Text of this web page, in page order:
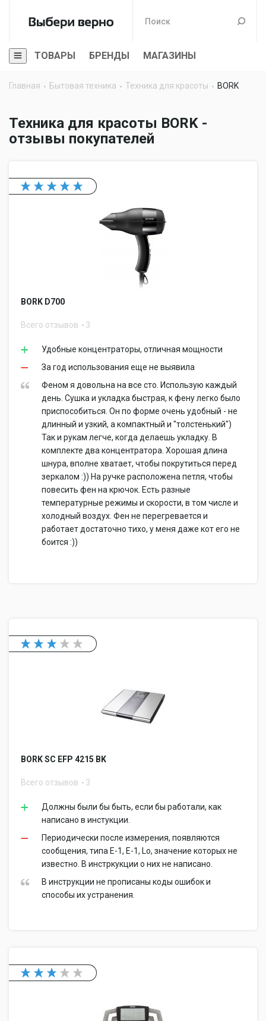
ТОВАРЫ БРЕНДЫ МАГАЗИНЫ
Главная Бытовая техника Техника для красоты BORK
Техника для красоты BORK -
отзывы покупателей
BORK D700
Всего отзывов 3
Удобные концентраторы, отличная мощности
За год использования еще не выявила
Феном я довольна на все сто. Использую каждый
день. Сушка и укладка быстрая, к фену легко было
приспособиться. Он по форме очень удобный - не
длинный и узкий, а компактный и "толстенький")
Так и рукам легче, когда делаешь укладку. В
комплекте два концентратора. Хорошая длина
шнура, вполне хватает, чтобы покрутиться перед
зеркалом :)) На ручке расположена петля, чтобы
повесить фен на крючок. Есть разные
температурные режимы и скорости, в том числе и
холодный воздух. Фен не перегревается и
работает достаточно тихо, у меня даже кот его не
боится :))
BORK SC EFP 4215 BK
Всего отзывов 3
Должны были бы быть, если бы работали, как
написано в инстукции.
Периодически после измерения, появляются
сообщения, типа E-1, E-1, Lo, значение которых не
известно. В инстркукции о них не написано.
В инструкции не прописаны коды ошибок и
способы их устранения.